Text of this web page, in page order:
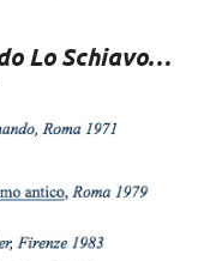
Lo Schiavo…